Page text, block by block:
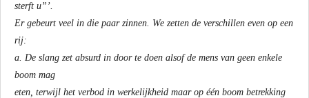
sterft u”’.
Er gebeurt veel in die paar zinnen. We zetten de verschillen even op een
rij:
a. De slang zet absurd in door te doen alsof de mens van geen enkele
boom mag
eten, terwijl het verbod in werkelijkheid maar op één boom betrekking